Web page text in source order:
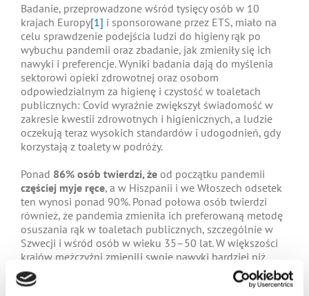
Badanie, przeprowadzone wśród tysięcy osób w 10
krajach Europy[1] i sponsorowane przez ETS, miało na
celu sprawdzenie podejścia ludzi do higieny rąk po
wybuchu pandemii oraz zbadanie, jak zmieniły się ich
nawyki i preferencje. Wyniki badania dają do myślenia
sektorowi opieki zdrowotnej oraz osobom
odpowiedzialnym za higienę i czystość w toaletach
publicznych: Covid wyraźnie zwiększył świadomość w
zakresie kwestii zdrowotnych i higienicznych, a ludzie
oczekują teraz wysokich standardów i udogodnień, gdy
korzystają z toalety w podróży.
Ponad 86% osób twierdzi, żeod początku pandemii
częściej myje ręce, a w Hiszpanii i we Włoszech odsetek
ten wynosi ponad 90%. Ponad połowa osób twierdzi
również, że pandemia zmieniła ich preferowaną metodę
osuszania rąk w toaletach publicznych, szczególnie w
Szwecji i wśród osób w wieku 35–50 lat. W większości
krajów mężczyźni zmienili swoje nawyki bardziej niż
kobiety, zwłaszcza w Holandii. Większość respondentów
we wszystkich grupach wiekowych uważa, że ręczniki